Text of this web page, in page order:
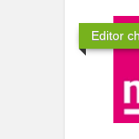
Editor